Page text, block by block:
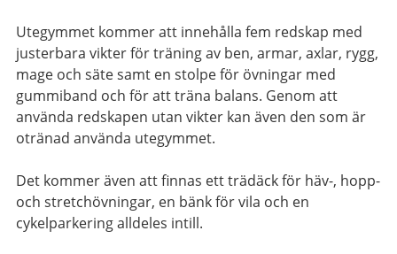
Utegymmet kommer att innehålla fem redskap med
justerbara vikter för träning av ben, armar, axlar, rygg,
mage och säte samt en stolpe för övningar med
gummiband och för att träna balans. Genom att
använda redskapen utan vikter kan även den som är
otränad använda utegymmet.
Det kommer även att finnas ett trädäck för häv-, hopp-
och stretchövningar, en bänk för vila och en
cykelparkering alldeles intill.